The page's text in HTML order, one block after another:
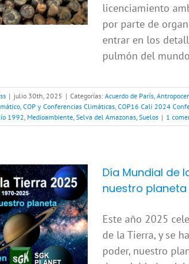
licenciamiento
por parte de
entrar en los
pulmón del
| julio 30th, 2025 | Categorías: Acuerdo de París,
, COP y Conferencias Climáticas, COP16 Cali 2024
1992, Medioambiente, Selva del Amazonas, Suelos | 1
Día Mundial de
nuestro planeta
Este año 2025
de la Tierra, y se
poder, nuestro